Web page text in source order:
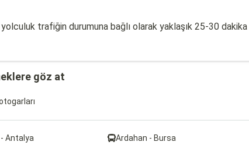
trafiğin durumuna bağlı olarak yaklaşık 25-30 dakika
göz at
Antalya Ardahan - Bursa